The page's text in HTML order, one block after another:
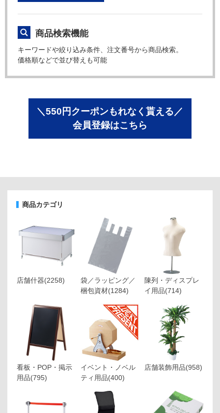
商品検索機能
キーワードや絞り込み条件、注文番号から商品検索。
価格順などで並び替えも可能
＼550円クーポンもれなく貰える／
会員登録はこちら
商品カテゴリ
店舗什器(2258)
袋／ラッピング／
梱包資材(1284)
陳列・ディスプレ
イ用品(714)
看板・POP・掲示
用品(795)
イベント・ノベル
ティ用品(400)
店舗装飾用品(958)